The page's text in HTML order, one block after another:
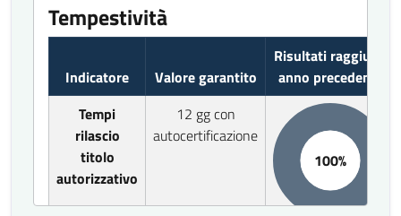
Tempestività
Indicatore Valore garantito
Risultati raggiunti
anno precedente
Tempi
rilascio
titolo
autorizzativo
12 gg con
autocertificazione
100%